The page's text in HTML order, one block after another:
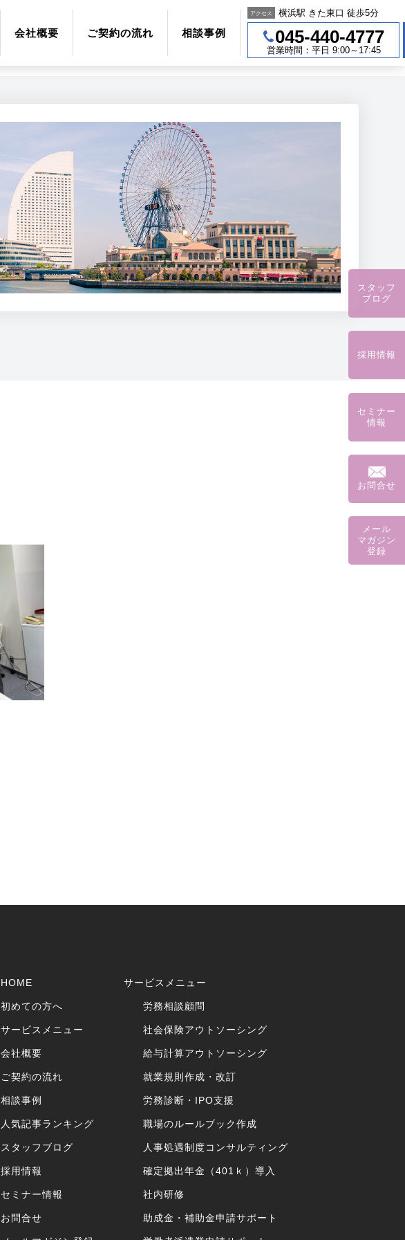
会社概要 ご契約の流れ 相談事例
アクセス 横浜駅 きた東口 徒歩5分
045-440-4777
営業時間：平日 9:00～17:45
HOME
初めての方へ
サービスメニュー
会社概要
ご契約の流れ
相談事例
人気記事ランキング
スタッフブログ
採用情報
セミナー情報
お問合せ
サービスメニュー
労務相談顧問
社会保険アウトソーシング
給与計算アウトソーシング
就業規則作成・改訂
労務診断・IPO支援
職場のルールブック作成
人事処遇制度コンサルティング
確定拠出年金（401ｋ）導入
社内研修
助成金・補助金申請サポート
スタッフ
ブログ
採用情報
セミナー
情報
お問合せ
メール
マガジン
登録